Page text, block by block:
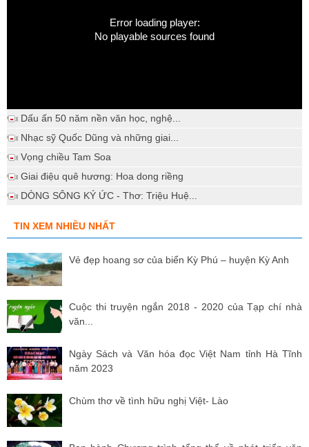
Error loading player:
No playable sources found
Dấu ấn 50 năm nền văn học, nghệ...
Nhạc sỹ Quốc Dũng và những giai...
Vọng chiều Tam Soa
Giai điệu quê hương: Hoa dong riềng
DÒNG SÔNG KÝ ỨC - Thơ: Triệu Huệ...
TIN XEM NHIỀU NHẤT
Vẻ đẹp hoang sơ của biển Kỳ Phú – huyện Kỳ Anh
Cuộc thi truyện ngắn 2018 - 2020 của Tạp chí nhà
văn...
Ngày Sách và Văn hóa đọc Việt Nam tỉnh Hà Tĩnh
năm 2023
Chùm thơ về tình hữu nghị Việt- Lào